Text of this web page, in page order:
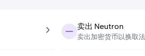
卖出 Neutron
卖出加密货币以换取